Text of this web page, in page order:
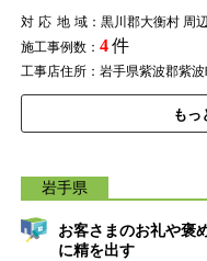
対応地域：黒川郡大衡村 周辺
施工事例数： 4件
工事店住所：岩手県紫波郡紫
もっ
岩手県
お客さまのお礼や褒
に精を出す